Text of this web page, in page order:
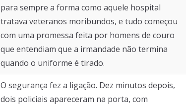
para sempre a forma como aquele hospital
tratava veteranos moribundos, e tudo começou
com uma promessa feita por homens de couro
que entendiam que a irmandade não termina
quando o uniforme é tirado.
O segurança fez a ligação. Dez minutos depois,
dois policiais apareceram na porta, com